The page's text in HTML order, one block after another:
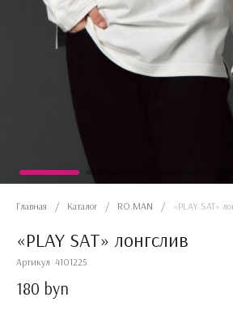
Главная / Каталог / RO.MAN / «PLAY SAT»
«PLAY SAT» лонгслив
Артикул 4101225
180 byn